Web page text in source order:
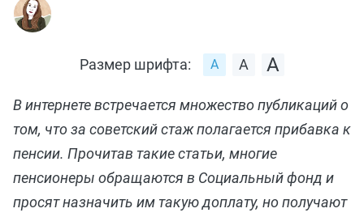
Размер шрифта:
В интернете встречается множество публикаций о
том, что за советский стаж полагается прибавка к
пенсии. Прочитав такие статьи, многие
пенсионеры обращаются в Социальный фонд и
просят назначить им такую доплату, но получают